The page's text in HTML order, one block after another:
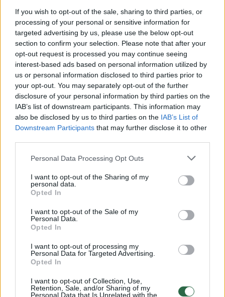
If you wish to opt-out of the sale, sharing to third parties, or
processing of your personal or sensitive information for
targeted advertising by us, please use the below opt-out
section to confirm your selection. Please note that after your
opt-out request is processed you may continue seeing
interest-based ads based on personal information utilized by
us or personal information disclosed to third parties prior to
your opt-out. You may separately opt-out of the further
disclosure of your personal information by third parties on the
IAB’s list of downstream participants. This information may
also be disclosed by us to third parties on the IAB’s List of
Downstream Participants that may further disclose it to other
Personal Data Processing Opt Outs
I want to opt-out of the Sharing of my
personal data.
Opted In
I want to opt-out of the Sale of my
Personal Data.
Opted In
I want to opt-out of processing my
Personal Data for Targeted Advertising.
Opted In
I want to opt-out of Collection, Use,
Retention, Sale, and/or Sharing of my
Personal Data that Is Unrelated with the
Pasaulis
Visi įrašai
Žiūrimiausi įrašai
00:00:30
Vaizdai iš tragiškos avarijos Vilniaus r.: dviejų moterų ir
Žinios | Lietuvos diena
Savaitės vidurys nusimato karštas: temperatūra kils iki
32 laipsnių šilumos
Žinios | Orai
V. Zalužno pasisakymą laiko bandymu įsitvirtinti
Laidos | Nauja diena